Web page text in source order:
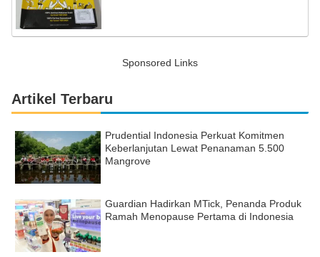
Sponsored Links
Artikel Terbaru
Prudential Indonesia Perkuat Komitmen
Keberlanjutan Lewat Penanaman 5.500
Mangrove
Guardian Hadirkan MTick, Penanda Produk
Ramah Menopause Pertama di Indonesia